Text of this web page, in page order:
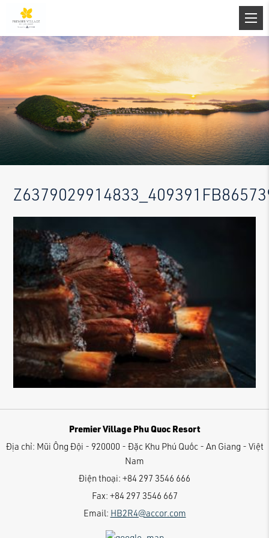
Premier Village Phu Quoc Resort
Địa chỉ: Mũi Ông Đội - 920000 - Đặc Khu Phú Quốc - An Giang - Việt
Nam
Điện thoại: +84 297 3546 666
Fax: +84 297 3546 667
Email: HB2R4@accor.com